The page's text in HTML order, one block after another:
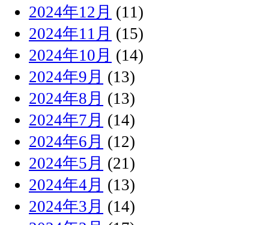
2024年12月 (11)
2024年11月 (15)
2024年10月 (14)
2024年9月 (13)
2024年8月 (13)
2024年7月 (14)
2024年6月 (12)
2024年5月 (21)
2024年4月 (13)
2024年3月 (14)